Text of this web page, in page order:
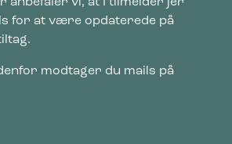
for at være opdaterede på
modtager du mails på